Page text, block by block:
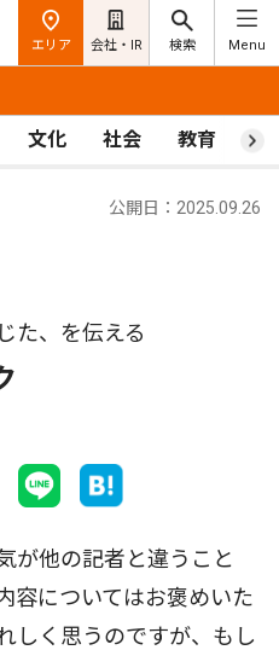
エリア 会社・IR 検索 Menu
文化 社会 教育 ス
公開日：2025.09.26
た、を伝える
が他の記者と違うこと
容についてはお褒めいた
しく思うのですが、もし